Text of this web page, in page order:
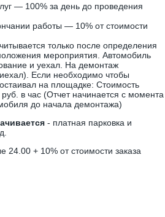
— 100% за день до проведения
работы — 10% от стоимости
только после определения
мероприятия. Автомобиль
и уехал. На демонтаж
Если необходимо чтобы
на площадке: Стоимость
руб. в час (Отчет начинается с момента
до начала демонтажа)
- платная парковка и
24.00 + 10% от стоимости заказа